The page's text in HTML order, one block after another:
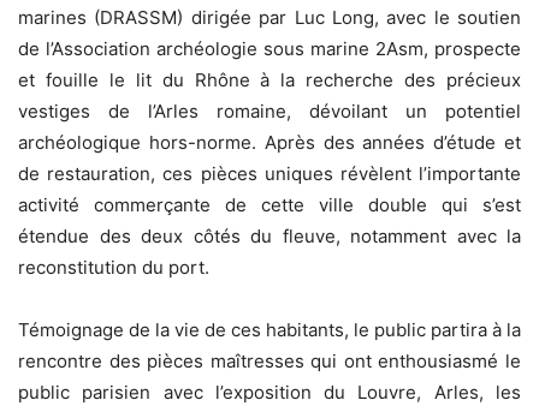
marines (DRASSM) dirigée par Luc Long, avec le soutien
de l’Association archéologie sous marine 2Asm, prospecte
et fouille le lit du Rhône à la recherche des précieux
vestiges de l’Arles romaine, dévoilant un potentiel
archéologique hors-norme. Après des années d’étude et
de restauration, ces pièces uniques révèlent l’importante
activité commerçante de cette ville double qui s’est
étendue des deux côtés du fleuve, notamment avec la
reconstitution du port.
Témoignage de la vie de ces habitants, le public partira à la
rencontre des pièces maîtresses qui ont enthousiasmé le
public parisien avec l’exposition du Louvre, Arles, les